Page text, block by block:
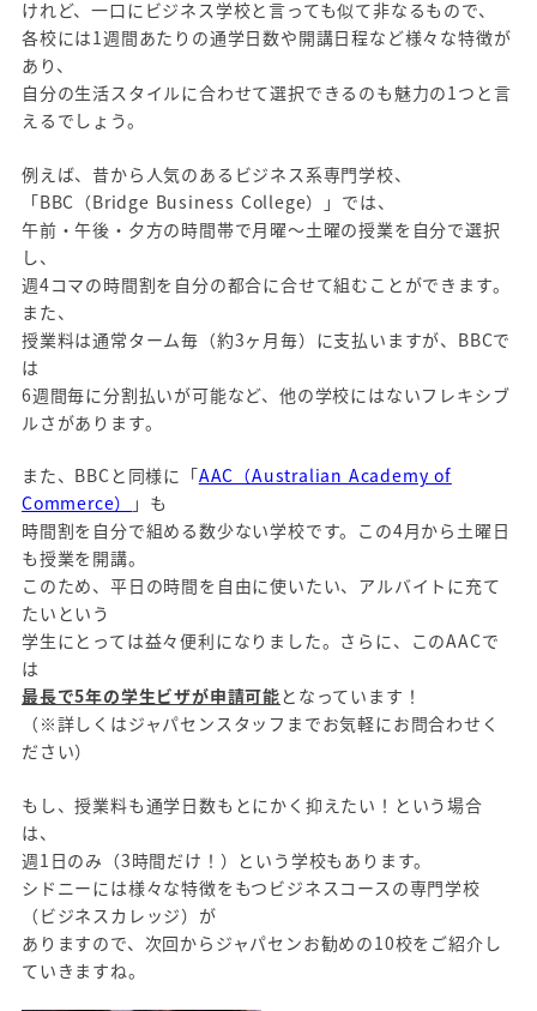
けれど、一口にビジネス学校と言っても似て非なるもので、
各校には1週間あたりの通学日数や開講日程など様々な特徴が
あり、
自分の生活スタイルに合わせて選択できるのも魅力の1つと言
えるでしょう。
例えば、昔から人気のあるビジネス系専門学校、
「BBC（Bridge Business College）」では、
午前・午後・夕方の時間帯で月曜～土曜の授業を自分で選択
し、
週4コマの時間割を自分の都合に合せて組むことができます。
また、
授業料は通常ターム毎（約3ヶ月毎）に支払いますが、BBCで
は
6週間毎に分割払いが可能など、他の学校にはないフレキシブ
ルさがあります。
また、BBCと同様に「AAC（Australian Academy of
Commerce）
」も
時間割を自分で組める数少ない学校です。この4月から土曜日
も授業を開講。
このため、平日の時間を自由に使いたい、アルバイトに充て
たいという
学生にとっては益々便利になりました。さらに、このAACで
は
最長で5年の学生ビザが申請可能 となっています！
（※詳しくはジャパセンスタッフまでお気軽にお問合わせく
ださい）
もし、授業料も通学日数もとにかく抑えたい！という場合
は、
週1日のみ（3時間だけ！）という学校もあります。
シドニーには様々な特徴をもつビジネスコースの専門学校
（ビジネスカレッジ）が
ありますので、 次回からジャパセンお勧めの1 0校をご紹介し
ていきますね。